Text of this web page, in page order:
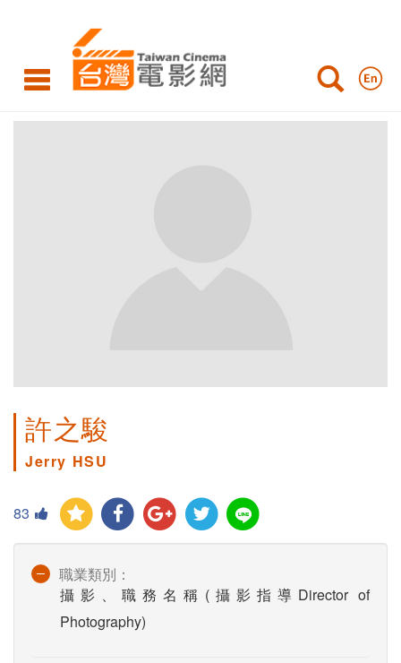
許之駿
Jerry HSU
83
職業類別：
攝影、職務名稱(攝影指導Director of
Photography)